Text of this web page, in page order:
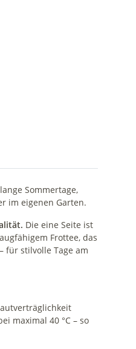
Sommertage,
im eigenen Garten.
Die eine Seite ist
Frottee, das
für stilvolle Tage am
maximal 40 °C – so